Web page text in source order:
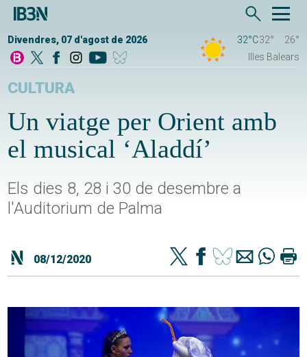
Divendres, 07 d'agost de 2026 32°C32°
26°
Illes Balears
CULTURA
Un viatge per Orient amb
el musical ‘Aladdí’
Els dies 8, 28 i 30 de desembre a
l'Auditorium de Palma
08/12/2020